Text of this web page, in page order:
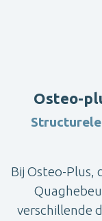
Osteo-
Bij Osteo-Plus,
verschillende